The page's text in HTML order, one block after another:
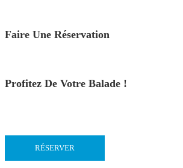
Faire Une Réservation
Profitez De Votre Balade !
RÉSERVER